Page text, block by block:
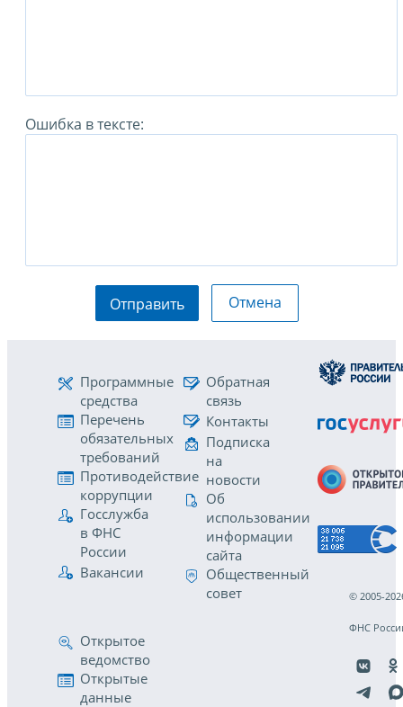
Ошибка в тексте:
Отправить Отмена
Программные
средства
Перечень
обязательных
требований
Противодействие
коррупции
Госслужба
в ФНС
России
Вакансии
Обратная
связь
Контакты
Подписка
на
новости
Об
использовании
информации
сайта
Общественный
совет
Открытое
ведомство
Открытые
данные
© 2005-
ФНС